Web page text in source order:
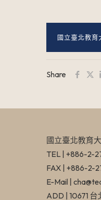
國立臺北教
Share
國立臺北教育
TEL | +886-2-
FAX | +886-2-
E-Mail |
ADD | 10671